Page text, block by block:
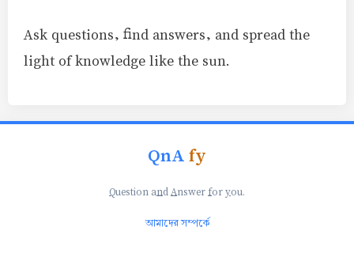
Ask questions, find answers, and spread the
light of knowledge like the sun.
QnAfy
Question andAnswer foryou.
আমাদের সম্পর্কে